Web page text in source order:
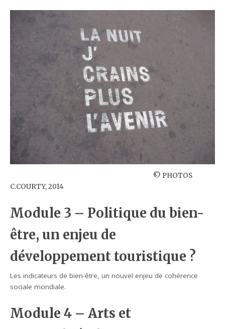
© PHOTOS
C.COURTY, 2014
Module 3 – Politique du bien-
être, un enjeu de
développement touristique ?
Les indicateurs de bien-être, un nouvel enjeu de cohérence
sociale mondiale.
Module 4 – Arts et